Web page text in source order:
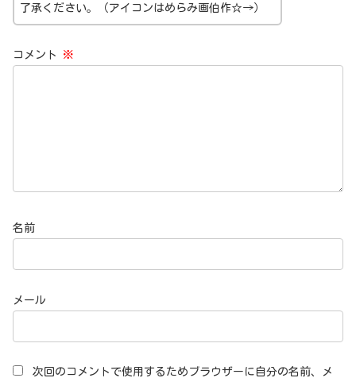
了承ください。（アイコンはめらみ画伯作☆→）
コメント ※
名前
メール
次回のコメントで使用するためブラウザーに自分の名前、メ